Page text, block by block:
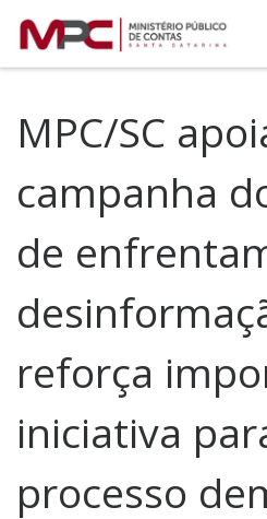
Skip to content
MPC/SC
campanha
de
reforça
iniciativa
processo